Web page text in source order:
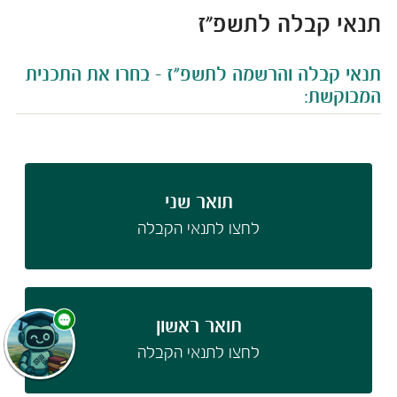
תנאי קבלה לתשפ"ז
​​​​​​​​​​​תנאי קבלה והרשמה לתשפ"ז - בחרו את התכנית
המבוקשת:
תואר שני​
לחצו לתנאי הקבלה
תואר ראשון
לחצו לתנאי הקבלה